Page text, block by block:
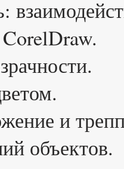
и
объектов.